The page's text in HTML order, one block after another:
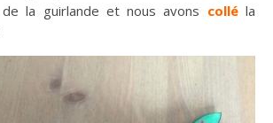
la guirlande et nous avons collé la